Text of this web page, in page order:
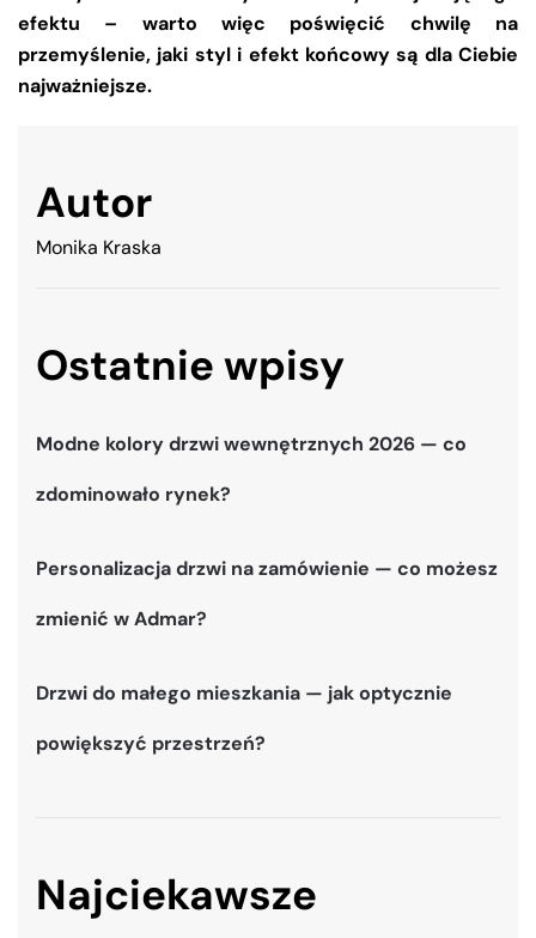
efektu – warto więc poświęcić chwilę na
przemyślenie, jaki styl i efekt końcowy są dla Ciebie
najważniejsze.
Autor
Monika Kraska
Ostatnie wpisy
Modne kolory drzwi wewnętrznych 2026 — co
zdominowało rynek?
Personalizacja drzwi na zamówienie — co możesz
zmienić w Admar?
Drzwi do małego mieszkania — jak optycznie
powiększyć przestrzeń?
Najciekawsze